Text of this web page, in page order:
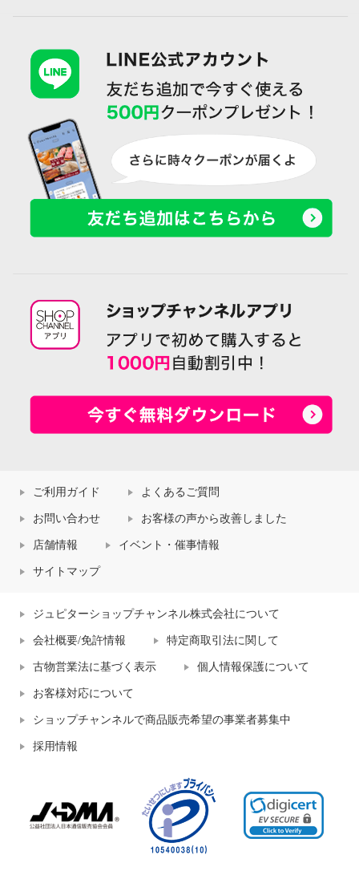
ご利用ガイド よくあるご質問
お問い合わせ お客様の声から改善しました
店舗情報 イベント・催事情報
サイトマップ
ジュピターショップチャンネル株式会社について
会社概要/免許情報 特定商取引法に関して
古物営業法に基づく表示 個人情報保護について
お客様対応について
ショップチャンネルで商品販売希望の事業者募集中
採用情報